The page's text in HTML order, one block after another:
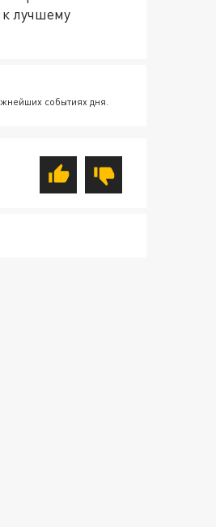
лучшему
событиях дня.